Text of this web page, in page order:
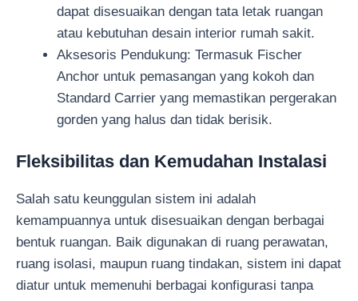
dapat disesuaikan dengan tata letak ruangan
atau kebutuhan desain interior rumah sakit.
Aksesoris Pendukung: Termasuk Fischer
Anchor untuk pemasangan yang kokoh dan
Standard Carrier yang memastikan pergerakan
gorden yang halus dan tidak berisik.
Fleksibilitas dan Kemudahan Instalasi
Salah satu keunggulan sistem ini adalah
kemampuannya untuk disesuaikan dengan berbagai
bentuk ruangan. Baik digunakan di ruang perawatan,
ruang isolasi, maupun ruang tindakan, sistem ini dapat
diatur untuk memenuhi berbagai konfigurasi tanpa